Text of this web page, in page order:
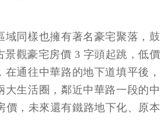
域同樣也擁有著名豪宅聚落，鼓
景觀豪宅房價 3 字頭起跳，低價
在通往中華路的地下道填平後，
大生活圈，鄰近中華路一段的中
價，未來還有鐵路地下化、原本